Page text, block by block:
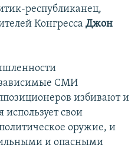
республиканец,
Конгресса Джон
СМИ
избивают и
свои
оружие, и
и опасными